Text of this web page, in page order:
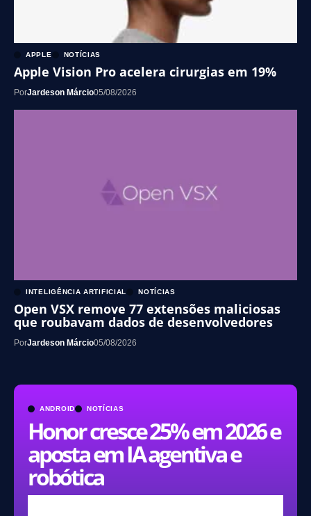
ANDROID NOTÍCIAS
Honor cresce 25% em 2026 e
aposta em IA agentiva e
robótica
APPLE NOTÍCIAS
Apple Vision Pro acelera cirurgias em 19%
PorJardeson Márcio05/08/2026
INTELIGÊNCIA ARTIFICIAL NOTÍCIAS
Open VSX remove 77 extensões maliciosas
que roubavam dados de desenvolvedores
PorJardeson Márcio05/08/2026